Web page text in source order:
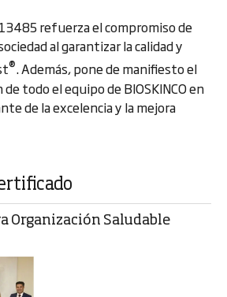
refuerza el compromiso de
al garantizar la calidad y
®️. Además, pone de manifiesto el
todo el equipo de BIOSKINCO en
de la excelencia y la mejora
Organización Saludable